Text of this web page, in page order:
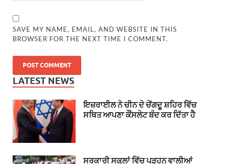
SAVE MY NAME, EMAIL, AND WEBSITE IN THIS
BROWSER FOR THE NEXT TIME I COMMENT.
LATEST NEWS
ਇਜ਼ਰਾਈਲ ਨੇ ਚੀਨ ਦੇ ਚੇਂਗਦੂ ਸ਼ਹਿਰ ਵਿੱਚ
ਸਥਿਤ ਆਪਣਾ ਕੌਂਸਲੇਟ ਬੰਦ ਕਰ ਦਿੱਤਾ ਹੈ
ਸਰਕਾਰੀ ਸਕੂਲਾਂ ਵਿੱਚ ਪੜ੍ਹਨ ਵਾਲੀਆਂ